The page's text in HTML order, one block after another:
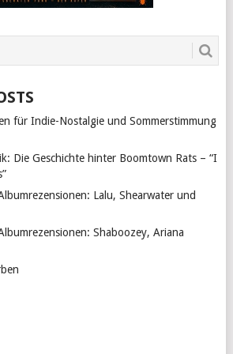
für Indie-Nostalgie und Sommerstimmung
Die Geschichte hinter Boomtown Rats – “I
Lalu, Shearwater und
Shaboozey, Ariana